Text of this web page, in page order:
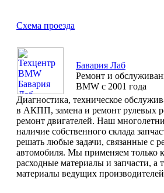
Схема проезда
Бавария Лаб
Ремонт и
BMW с 2001 года
Диагностика, техническое
в АКПП, замена и ремонт рулевых
ремонт двигателей. Наш
наличие собственного склада
решать любые задачи, связанные с
автомобиля. Мы применяем только
расходные материалы и запчасти, а
материалы ведущих